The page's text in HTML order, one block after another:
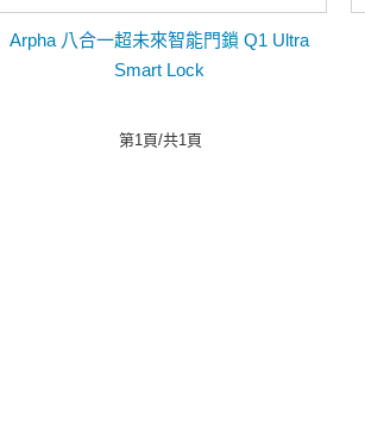
Arpha 八合一超未來智能門鎖 Q1 Ultra
Smart Lock
第1頁/共1頁